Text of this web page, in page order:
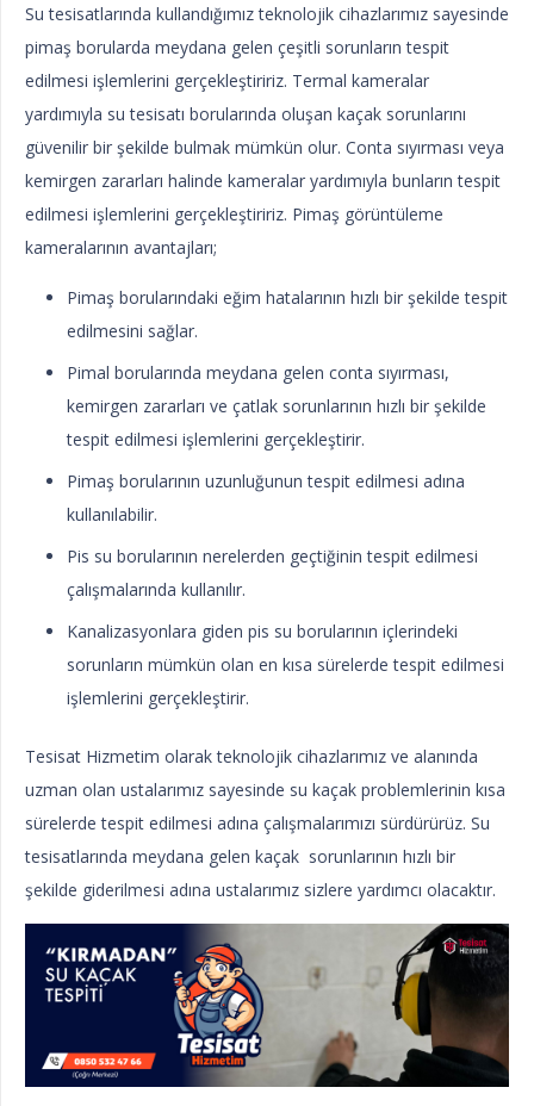
Su tesisatlarında kullandığımız teknolojik cihazlarımız sayesinde
pimaş borularda meydana gelen çeşitli sorunların tespit
edilmesi işlemlerini gerçekleştiririz. Termal kameralar
yardımıyla su tesisatı borularında oluşan kaçak sorunlarını
güvenilir bir şekilde bulmak mümkün olur. Conta sıyırması veya
kemirgen zararları halinde kameralar yardımıyla bunların tespit
edilmesi işlemlerini gerçekleştiririz. Pimaş görüntüleme
kameralarının avantajları;
Pimaş borularındaki eğim hatalarının hızlı bir şekilde tespit
edilmesini sağlar.
Pimal borularında meydana gelen conta sıyırması,
kemirgen zararları ve çatlak sorunlarının hızlı bir şekilde
tespit edilmesi işlemlerini gerçekleştirir.
Pimaş borularının uzunluğunun tespit edilmesi adına
kullanılabilir.
Pis su borularının nerelerden geçtiğinin tespit edilmesi
çalışmalarında kullanılır.
Kanalizasyonlara giden pis su borularının içlerindeki
sorunların mümkün olan en kısa sürelerde tespit edilmesi
işlemlerini gerçekleştirir.
Tesisat Hizmetim olarak teknolojik cihazlarımız ve alanında
uzman olan ustalarımız sayesinde su kaçak problemlerinin kısa
sürelerde tespit edilmesi adına çalışmalarımızı sürdürürüz. Su
tesisatlarında meydana gelen kaçak sorunlarının hızlı bir
şekilde giderilmesi adına ustalarımız sizlere yardımcı olacaktır.